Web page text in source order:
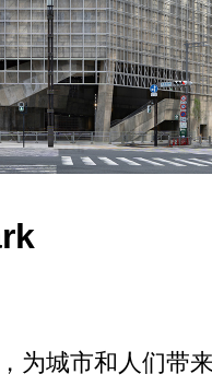
为城市和人们带